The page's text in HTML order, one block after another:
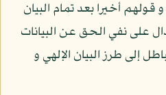
قولهم أخيرا بعد تمام البيان
على نفي الحق عن البيانات
إلى طرز البيان الإلهي و